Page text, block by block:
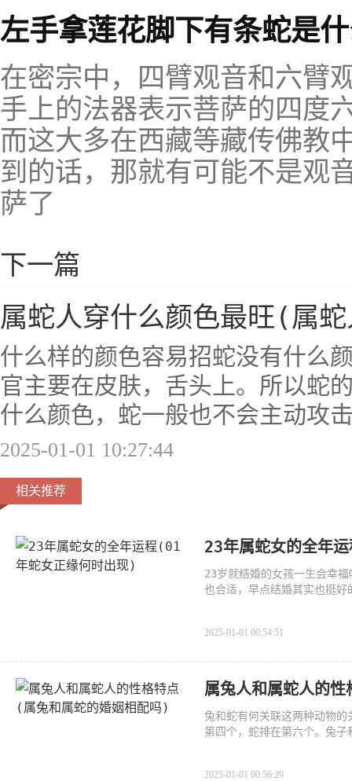
左手拿莲花脚下有条蛇是
在密宗中，四臂观音和六臂
手上的法器表示菩萨的四度
而这大多在西藏等藏传佛教
到的话，那就有可能不是观
萨了
下一篇
属蛇人穿什么颜色最旺(属
什么样的颜色容易招蛇没有什么
官主要在皮肤，舌头上。所以蛇
什么颜色，蛇一般也不会主动攻
2025-01-01 10:27:44
相关推荐
23年属蛇女的全年
23岁就结婚的女孩一生会幸
也合适，早点结婚其实也挺
2025-01-01 00:54:51
属兔人和属蛇人的
兔和蛇有何关联这两种动物
第四个，蛇排在第六个。兔
2025-01-01 00:56:29